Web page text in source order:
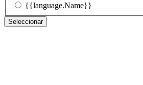
{{language.Name}}
Seleccionar